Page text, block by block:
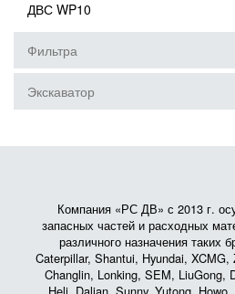
ДВС WP10
Фильтра
Экскаватор
Компания «РС ДВ» с 2013 г.
запасных частей и расходных
различного назначения таких
Caterpillar, Shantui, Hyundai,
Changlin, Lonking, SEM, LiuGong,